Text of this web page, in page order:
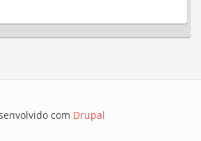
com Drupal